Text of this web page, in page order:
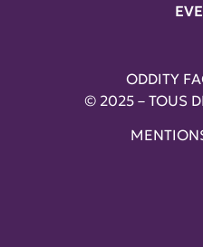
ODDITY
© 2025 – TOUS